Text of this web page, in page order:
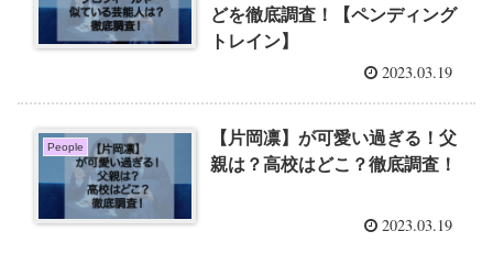
どを徹底調査！【ペンディング
トレイン】
2023.03.19
People
【片岡凛】が可愛い過ぎる！父
親は？高校はどこ？徹底調査！
2023.03.19